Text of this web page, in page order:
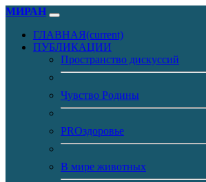
МИРАН
ГЛАВНАЯ(current)
ПУБЛИКАЦИИ
Пространство дискуссий
Чувство Родины
PROздоровье
В мире животных